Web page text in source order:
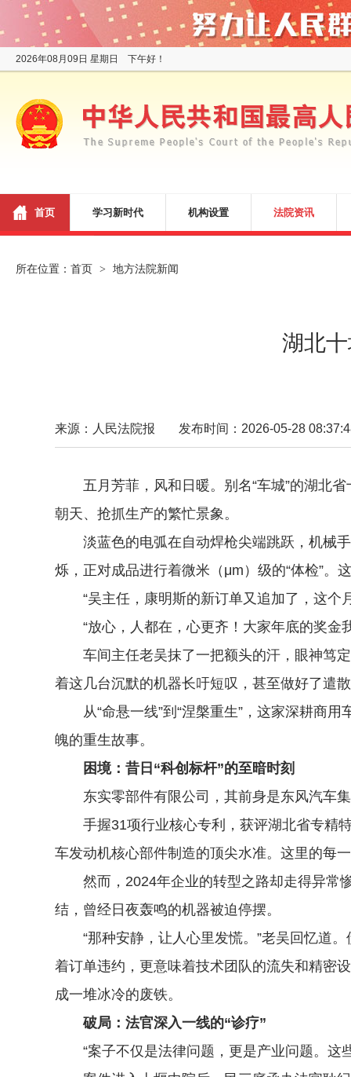
2026年08月09日 星期日 下午好！
首页 学习新时代 机构设置 法院资讯
所在位置： 首页 > 地方法院新闻
湖北
来源：人民法院报 发布时间：2026-05-28
五月芳菲，风和日暖。别名“车城”的湖北省
朝天、抢抓生产的繁忙景象。
淡蓝色的电弧在自动焊枪尖端跳跃，机械手
烁，正对成品进行着微米（μm）级的“体检”
“吴主任，康明斯的新订单又追加了，这个
“放心，人都在，心更齐！大家年底的奖金
车间主任老吴抹了一把额头的汗，眼神笃定
着这几台沉默的机器长吁短叹，甚至做好了遣
从“命悬一线”到“涅槃重生”，这家深耕商用
魄的重生故事。
困境：昔日“科创标杆”的至暗时刻
东实零部件有限公司，其前身是东风汽车集
手握31项行业核心专利，获评湖北省专精特
车发动机核心部件制造的顶尖水准。这里的每
然而，2024年企业的转型之路却走得异常惨
结，曾经日夜轰鸣的机器被迫停摆。
“那种安静，让人心里发慌。”老吴回忆道。
着订单违约，更意味着技术团队的流失和精密
成一堆冰冷的废铁。
破局：法官深入一线的“诊疗”
“案子不仅是法律问题，更是产业问题。这